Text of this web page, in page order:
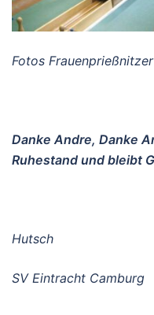
Fotos
Danke Andre, Danke
Ruhestand und bleibt
Hutsch
SV Eintracht Camburg